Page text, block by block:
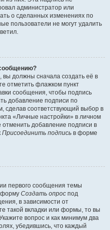
администратор или
о сделанных изменениях по
пользователи не могут удалить
должны сначала создать её в
отметить флажком пункт
сообщения, чтобы подпись
добавление подписи по
сделав соответствующий выбор в
«Личные настройки» в личном
добавление подписи в
Присоединить подпись в форме
первого сообщения темы
форму Создать опрос под
в зависимости от
такой вкладки или формы, то вы
вопрос и как минимум два
убедившись, что каждый